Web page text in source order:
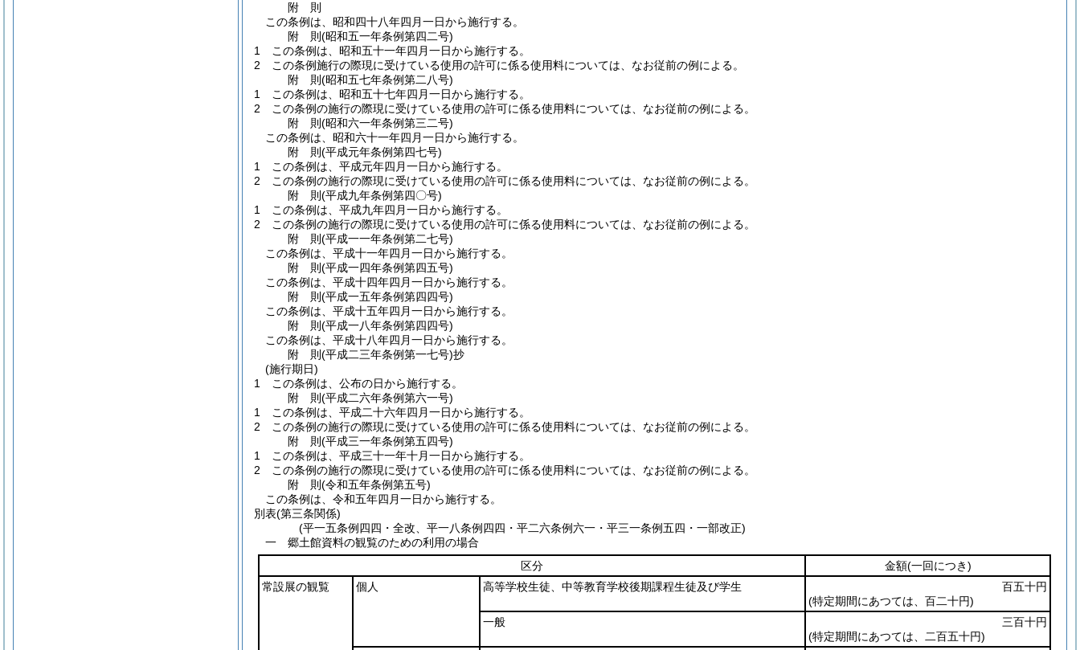
附 則
この条例は、昭和四十八年四月一日から施行する。
附 則(昭和五一年条例第四二号)
1
この条例は、昭和五十一年四月一日から施行する。
2
この条例施行の際現に受けている使用の許可に係る使用料については、なお従前の例による。
附 則(昭和五七年条例第二八号)
1
この条例は、昭和五十七年四月一日から施行する。
2
この条例の施行の際現に受けている使用の許可に係る使用料については、なお従前の例による。
附 則(昭和六一年条例第三二号)
この条例は、昭和六十一年四月一日から施行する。
附 則(平成元年条例第四七号)
1
この条例は、平成元年四月一日から施行する。
2
この条例の施行の際現に受けている使用の許可に係る使用料については、なお従前の例による。
附 則(平成九年条例第四〇号)
1
この条例は、平成九年四月一日から施行する。
2
この条例の施行の際現に受けている使用の許可に係る使用料については、なお従前の例による。
附 則(平成一一年条例第二七号)
この条例は、平成十一年四月一日から施行する。
附 則(平成一四年条例第四五号)
この条例は、平成十四年四月一日から施行する。
附 則(平成一五年条例第四四号)
この条例は、平成十五年四月一日から施行する。
附 則(平成一八年条例第四四号)
この条例は、平成十八年四月一日から施行する。
附 則(平成二三年条例第一七号)抄
(施行期日)
1
この条例は、公布の日から施行する。
附 則(平成二六年条例第六一号)
1
この条例は、平成二十六年四月一日から施行する。
2
この条例の施行の際現に受けている使用の許可に係る使用料については、なお従前の例による。
附 則(平成三一年条例第五四号)
1
この条例は、平成三十一年十月一日から施行する。
2
この条例の施行の際現に受けている使用の許可に係る使用料については、なお従前の例による。
附 則(令和五年条例第五号)
この条例は、令和五年四月一日から施行する。
別表(第三条関係)
(平一五条例四四・全改、平一八条例四四・平二六条例六一・平三一条例五四・一部改正)
一 郷土館資料の観覧のための利用の場合
区分
金額(一回につき)
常設展の観覧
個人 高等学校生徒、中等教育学校後期課程生徒及び学生
百五十円
(特定期間にあつては、百二十円)
一般
三百十円
(特定期間にあつては、二百五十円)